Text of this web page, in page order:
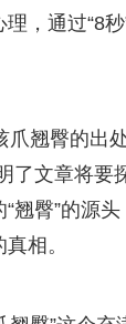
，通过“8
爪翘臀的出
了文章将要
翘臀”的源
相。